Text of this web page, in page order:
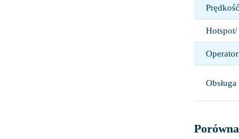
Prędkość
Hotspot/
Operator